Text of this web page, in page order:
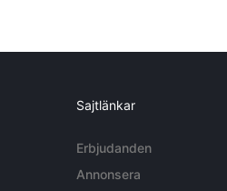
Sajtlänkar
Erbjudanden
Annonsera